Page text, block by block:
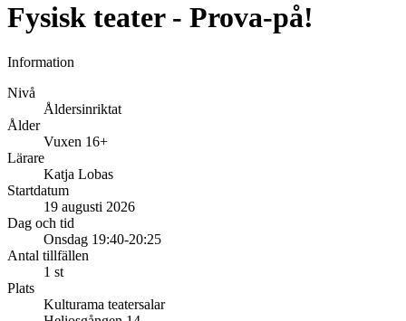
Fysisk teater - Prova-på!
Information
Nivå
Åldersinriktat
Ålder
Vuxen 16+
Lärare
Katja Lobas
Startdatum
19 augusti 2026
Dag och tid
Onsdag 19:40-20:25
Antal tillfällen
1 st
Plats
Kulturama teatersalar